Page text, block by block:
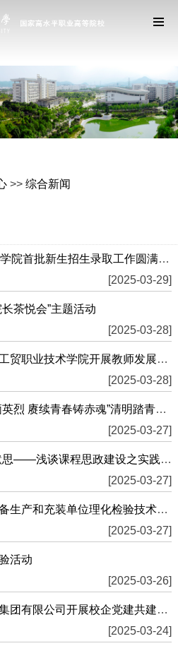
>>综合新闻
录取70人！安中工程技术学院首批新生招生录取工作圆满完成
[2025-03-29]
茶悦会”主题活动
[2025-03-28]
我校教师发展中心赴浙江工贸职业技术学院开展教师发展专题交流
[2025-03-28]
永嘉学院开展“踏访江心缅英烈 赓续青春铸赤魂”清明踏青活动
[2025-03-27]
会心大讲堂丨匠·学：郑默思——浅谈课程思政建设之实践体会
[2025-03-27]
永嘉学院成功举办特种设备生产和充装单位理化检验技术人员培训班
[2025-03-27]
活动
[2025-03-26]
数字经贸学院与温州木材集团有限公司开展校企党建共建合作
[2025-03-24]